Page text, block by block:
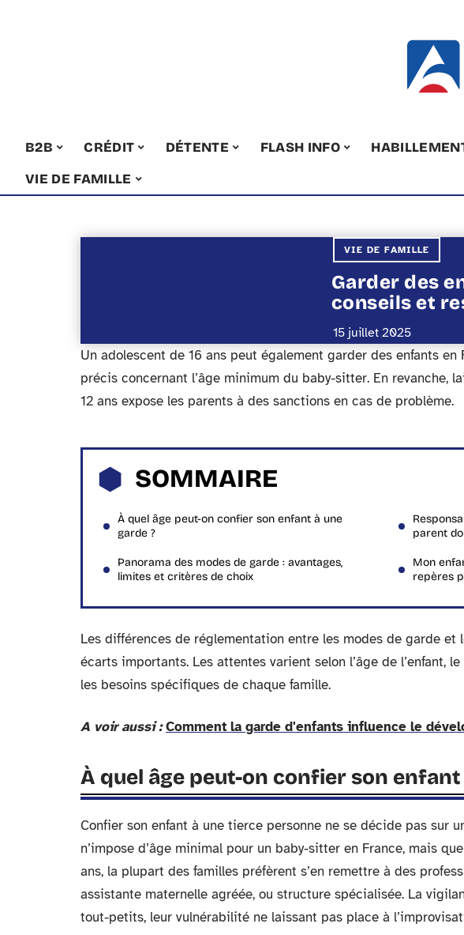
B2B CRÉDIT DÉTENTE FLASH INFO
VIE DE FAMILLE
VIE DE FAMILLE
Garder des
conseils et
15 juillet 2025
Un adolescent de 16 ans peut également garder des enfants
précis concernant l’âge minimum du baby-sitter. En revanche,
12 ans expose les parents à des sanctions en cas de problème.
SOMMAIRE
À quel âge peut-on confier son enfant à une
garde ?
Panorama des modes de garde : avantages,
limites et critères de choix
parent
Mon
repères
Les différences de réglementation entre les modes de garde et
écarts importants. Les attentes varient selon l’âge de l’enfant,
les besoins spécifiques de chaque famille.
A voir aussi : Comment la garde d'enfants influence le
À quel âge peut-on confier son enfant
Confier son enfant à une tierce personne ne se décide pas sur
n’impose d’âge minimal pour un baby-sitter en France, mais
ans, la plupart des familles préfèrent s’en remettre à des
assistante maternelle agréée, ou structure spécialisée. La
tout-petits, leur vulnérabilité ne laissant pas place à